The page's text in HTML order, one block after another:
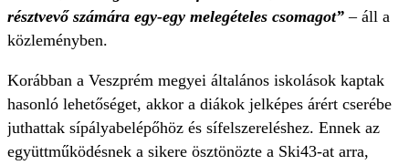
résztvevő számára egy-egy melegételes csomagot”– áll a
közleményben.
Korábban a Veszprém megyei általános iskolások kaptak
hasonló lehetőséget, akkor a diákok jelképes árért cserébe
juthattak sípályabelépőhöz és sífelszereléshez. Ennek az
együttműködésnek a sikere ösztönözte a Ski43-at arra,